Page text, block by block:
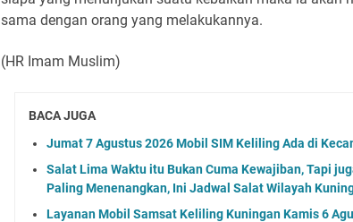
sama dengan orang yang melakukannya.
(HR Imam Muslim)
BACA JUGA
Jumat 7 Agustus 2026 Mobil SIM Keliling Ada di
Salat Lima Waktu itu Bukan Cuma Kewajiban, Tapi
Paling Menenangkan, Ini Jadwal Salat Wilayah
Layanan Mobil Samsat Keliling Kuningan Kamis 6